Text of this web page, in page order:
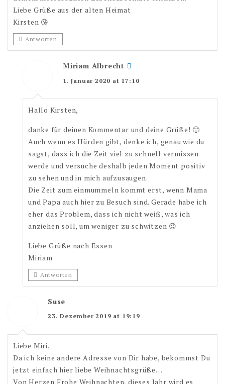
Liebe Grüße aus der alten Heimat
Kirsten 😘
Antworten
Miriam Albrecht
1. Januar 2020 at 17:10
Hallo Kirsten,
danke für deinen Kommentar und deine Grüße! 🙂
Auch wenn es Hürden gibt, denke ich, genau wie du
sagst, dass ich die Zeit viel zu schnell vermissen
werde und versuche deshalb jeden Moment positiv
zu sehen und in mich aufzusaugen.
Die Zeit zum einmummeln kommt erst, wenn Mama
und Papa auch hier zu Besuch sind. Gerade habe ich
eher das Problem, dass ich nicht weiß, was ich
anziehen soll, um weniger zu schwitzen 😉
Liebe Grüße nach Essen
Miriam
Antworten
Suse
23. Dezember 2019 at 19:19
Liebe Miri.
Da ich keine andere Adresse von Dir habe, bekommst Du
jetzt einfach hier liebe Weihnachtsgrüße…
Von Herzen Frohe Weihnachten, dieses Jahr wird es